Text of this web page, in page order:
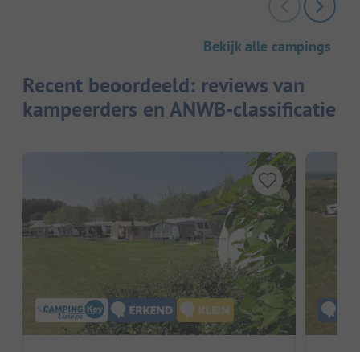
Bekijk alle campings
Recent beoordeeld: reviews van
kampeerders en ANWB-classificatie